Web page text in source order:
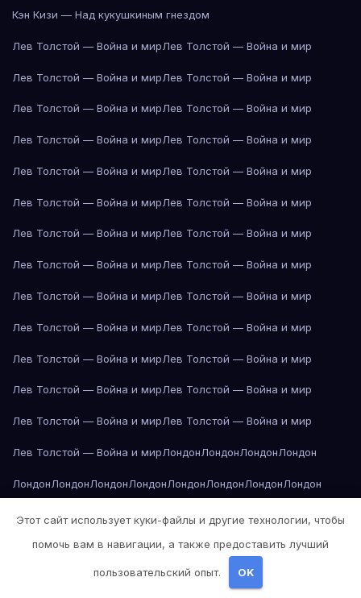
Кэн Кизи — Над кукушкиным гнездом
Лев Толстой — Война и мирЛев Толстой — Война и мир
Лев Толстой — Война и мирЛев Толстой — Война и мир
Лев Толстой — Война и мирЛев Толстой — Война и мир
Лев Толстой — Война и мирЛев Толстой — Война и мир
Лев Толстой — Война и мирЛев Толстой — Война и мир
Лев Толстой — Война и мирЛев Толстой — Война и мир
Лев Толстой — Война и мирЛев Толстой — Война и мир
Лев Толстой — Война и мирЛев Толстой — Война и мир
Лев Толстой — Война и мирЛев Толстой — Война и мир
Лев Толстой — Война и мирЛев Толстой — Война и мир
Лев Толстой — Война и мирЛев Толстой — Война и мир
Лев Толстой — Война и мирЛев Толстой — Война и мир
Лев Толстой — Война и мирЛев Толстой — Война и мир
Лев Толстой — Война и мирЛондонЛондонЛондонЛондон
ЛондонЛондонЛондонЛондонЛондонЛондонЛондонЛондон
Лондон Лондон Лос-Анджелес Лос-Анджелес
Лос-АнджелесЛос-АнджелесЛос-АнджелесЛос-Анджелес
Лос-АнджелесЛос-АнджелесЛос-Анджелес
Этот сайт использует куки-файлы и другие технологии, чтобы
помочь вам в навигации, а также предоставить лучший
пользовательский опыт. OK